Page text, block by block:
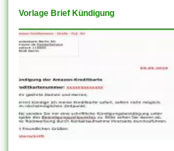
Vorlage Brief Kündigung